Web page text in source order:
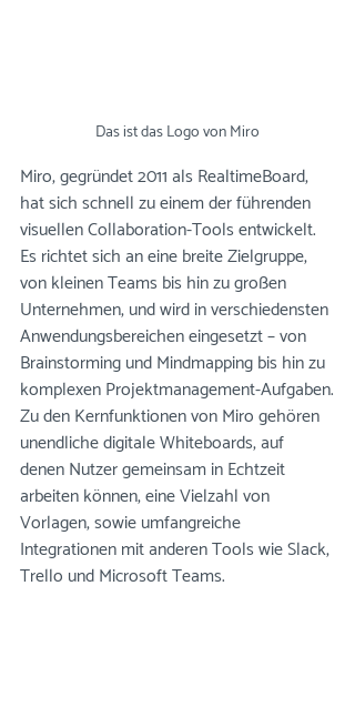
Das ist das Logo von Miro
Miro, gegründet 2011 als RealtimeBoard,
hat sich schnell zu einem der führenden
visuellen Collaboration-Tools entwickelt.
Es richtet sich an eine breite Zielgruppe,
von kleinen Teams bis hin zu großen
Unternehmen, und wird in verschiedensten
Anwendungsbereichen eingesetzt – von
Brainstorming und Mindmapping bis hin zu
komplexen Projektmanagement-Aufgaben.
Zu den Kernfunktionen von Miro gehören
unendliche digitale Whiteboards, auf
denen Nutzer gemeinsam in Echtzeit
arbeiten können, eine Vielzahl von
Vorlagen, sowie umfangreiche
Integrationen mit anderen Tools wie Slack,
Trello und Microsoft Teams.